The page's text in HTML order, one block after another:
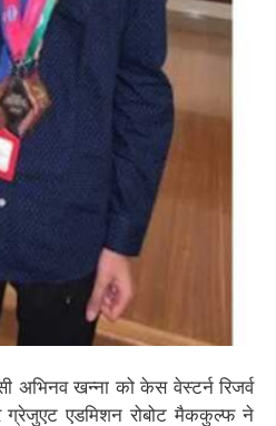
अभिनव खन्ना को केस वेस्टर्न रिजर्व
ग्रेजुएट एडमिशन रोबोट मैककुल्फ ने